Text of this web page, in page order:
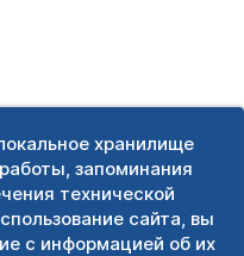
хранилище
запоминания
технической
сайта, вы
с информацией об их